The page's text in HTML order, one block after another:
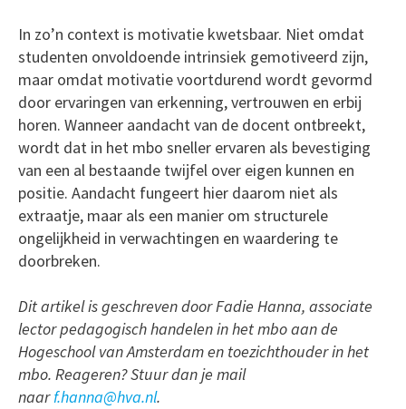
In zo’n context is motivatie kwetsbaar. Niet omdat
studenten onvoldoende intrinsiek gemotiveerd zijn,
maar omdat motivatie voortdurend wordt gevormd
door ervaringen van erkenning, vertrouwen en erbij
horen. Wanneer aandacht van de docent ontbreekt,
wordt dat in het mbo sneller ervaren als bevestiging
van een al bestaande twijfel over eigen kunnen en
positie. Aandacht fungeert hier daarom niet als
extraatje, maar als een manier om structurele
ongelijkheid in verwachtingen en waardering te
doorbreken.
Dit artikel is geschreven door Fadie Hanna, associate
lector pedagogisch handelen in het mbo aan de
Hogeschool van Amsterdam en toezichthouder in het
mbo. Reageren? Stuur dan je mail
naarf.hanna@hva.nl.